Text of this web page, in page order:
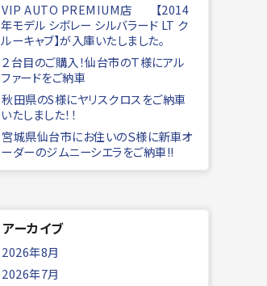
VIP AUTO PREMIUM店 【2014
年モデル シボレー シルバラード LT ク
ルーキャブ】が入庫いたしました。
２台目のご購入！仙台市のＴ様にアル
ファードをご納車
秋田県のS様にヤリスクロスをご納車
いたしました！！
宮城県仙台市にお住いのＳ様に新車オ
ーダーのジムニーシエラをご納車!!
アーカイブ
2026年8月
2026年7月